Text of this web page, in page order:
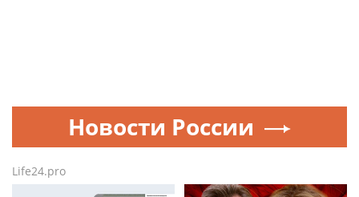
Новости России
Life24.pro